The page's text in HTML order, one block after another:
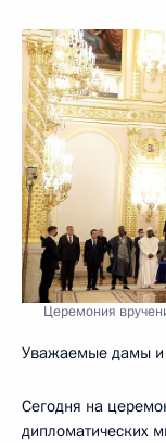
Церемония
Уважаемые дамы и
Сегодня на
дипломатических